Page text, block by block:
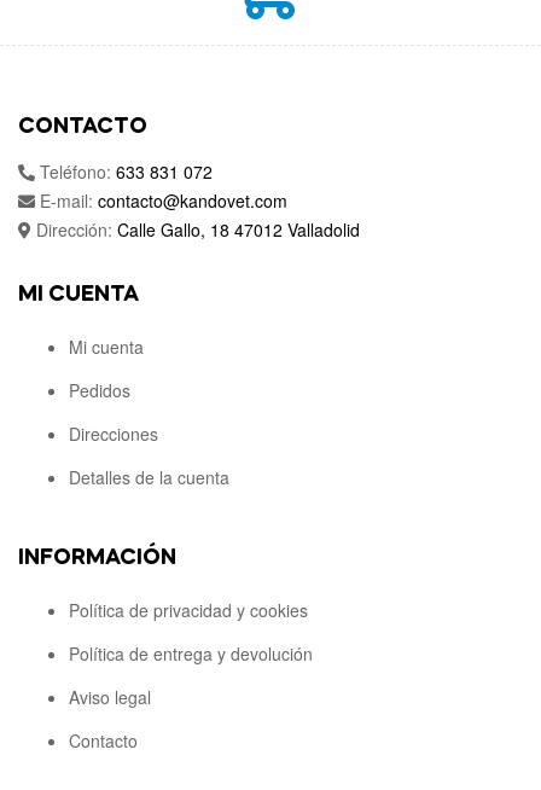
CONTACTO
Teléfono: 633 831 072
E-mail: contacto@kandovet.com
Dirección: Calle Gallo, 18 47012 Valladolid
MI CUENTA
Mi cuenta
Pedidos
Direcciones
Detalles de la cuenta
INFORMACIÓN
Política de privacidad y cookies
Política de entrega y devolución
Aviso legal
Contacto